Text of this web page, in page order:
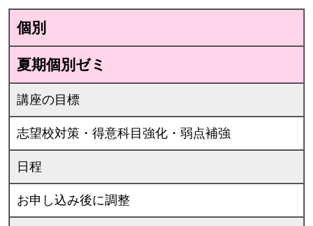
個別
夏期個別ゼミ
講座の目標
志望校対策・得意科目強化・弱点補強
日程
お申し込み後に調整